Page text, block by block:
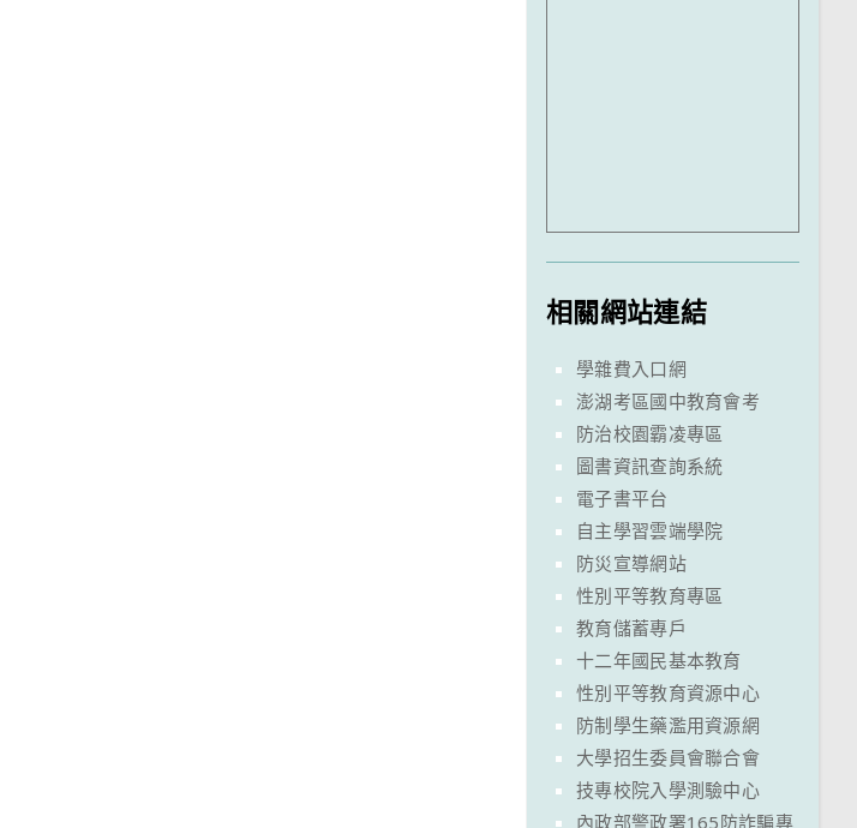
相關網站連結
學雜費入口網
澎湖考區國中教育會考
防治校園霸凌專區
圖書資訊查詢系統
電子書平台
自主學習雲端學院
防災宣導網站
性別平等教育專區
教育儲蓄專戶
十二年國民基本教育
性別平等教育資源中心
防制學生藥濫用資源網
大學招生委員會聯合會
技專校院入學測驗中心
內政部警政署165防詐騙專